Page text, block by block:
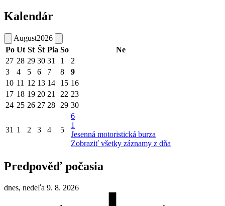
Kalendár
August2026
Po Ut St Št Pia So
Ne
27 28 29 30 31 1
2
3
4 5 6 7 8
9
10 11 12 13 14 15 16
17 18 19 20 21 22 23
24 25 26 27 28 29 30
31 1 2 3 4 5
6
1
Jesenná motoristická burza
Zobraziť všetky záznamy z dňa
Predpověď počasia
dnes, nedeľa 9. 8. 2026